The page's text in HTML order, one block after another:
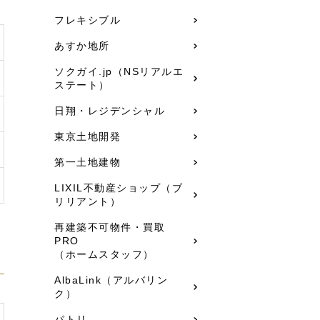
フレキシブル
あすか地所
ソクガイ.jp（NSリアルエ
ステート）
日翔・レジデンシャル
東京土地開発
第一土地建物
LIXIL不動産ショップ（ブ
リリアント）
再建築不可物件・買取
PRO
（ホームスタッフ）
AlbaLink（アルバリン
ク）